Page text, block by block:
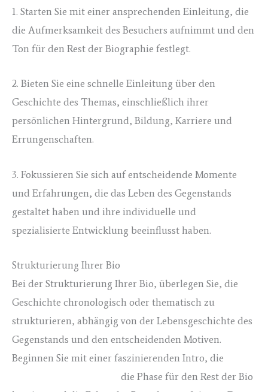
1. Starten Sie mit einer ansprechenden Einleitung, die
die Aufmerksamkeit des Besuchers aufnimmt und den
Ton für den Rest der Biographie festlegt.
2. Bieten Sie eine schnelle Einleitung über den
Geschichte des Themas, einschließlich ihrer
persönlichen Hintergrund, Bildung, Karriere und
Errungenschaften.
3. Fokussieren Sie sich auf entscheidende Momente
und Erfahrungen, die das Leben des Gegenstands
gestaltet haben und ihre individuelle und
spezialisierte Entwicklung beeinflusst haben.
Strukturierung Ihrer Bio
Bei der Strukturierung Ihrer Bio, überlegen Sie, die
Geschichte chronologisch oder thematisch zu
strukturieren, abhängig von der Lebensgeschichte des
Gegenstands und den entscheidenden Motiven.
Beginnen Sie mit einer faszinierenden Intro, die
die Phase für den Rest der Bio